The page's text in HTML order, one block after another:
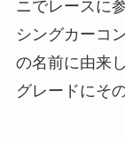
ニでレースに
シングカーコ
の名前に由来
グレードにそ